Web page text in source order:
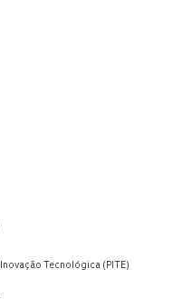
Tecnológica (PITE)